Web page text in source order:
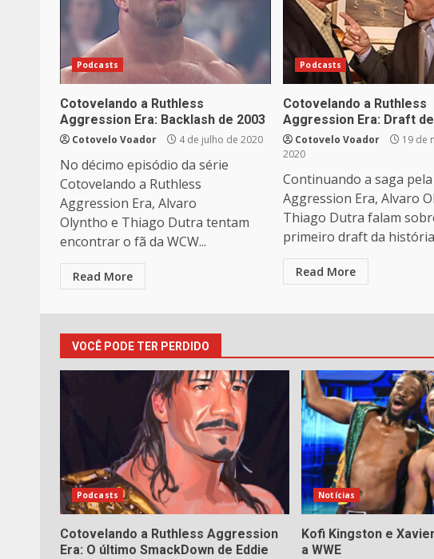
Podcasts
Cotovelando a Ruthless
Aggression Era: Backlash de 2003
Cotovelo Voador 4 de julho de 2020
No décimo episódio da série
Cotovelando a Ruthless
Aggression Era, Alvaro
Olyntho e Thiago Dutra tentam
encontrar o fã da WCW...
Read More
Podcasts
Cotovelando a Ruthless
Aggression Era: Draft
Cotovelo Voador
19 de
2020
Continuando a saga
Aggression Era, Alvaro
Thiago Dutra falam
primeiro draft da
Read More
VOCÊ PODE TER PERDIDO
Podcasts
Cotovelando a Ruthless Aggression
Era: O último SmackDown de Eddie
Notícias
Kofi Kingston e
a WWE